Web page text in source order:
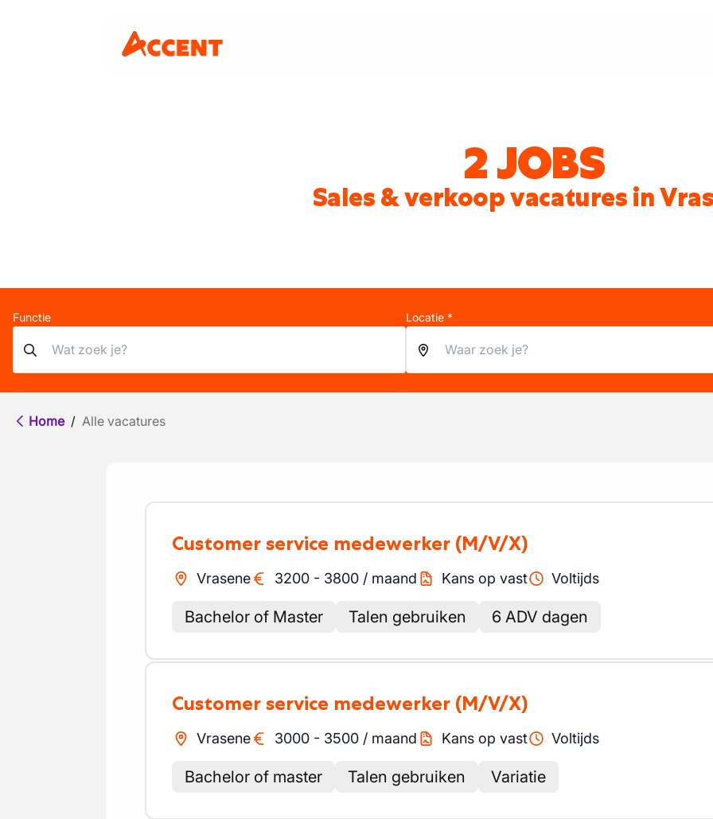
2 JOBS
Sales & verkoop vacatures in
Functie Locatie *
Home / Alle vacatures
Customer service medewerker (M/V/X)
Vrasene 3200 - 3800 / maand Kans op vast Voltijds
Bachelor of Master Talen gebruiken 6 ADV dagen
Customer service medewerker (M/V/X)
Vrasene 3000 - 3500 / maand Kans op vast Voltijds
Bachelor of master Talen gebruiken Variatie